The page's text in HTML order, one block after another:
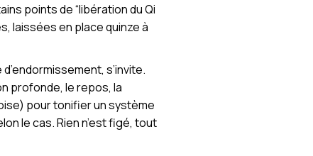
points de “libération du Qi
laissées en place quinze à
s’invite.
profonde, le repos, la
pour tonifier un système
le cas. Rien n’est figé, tout